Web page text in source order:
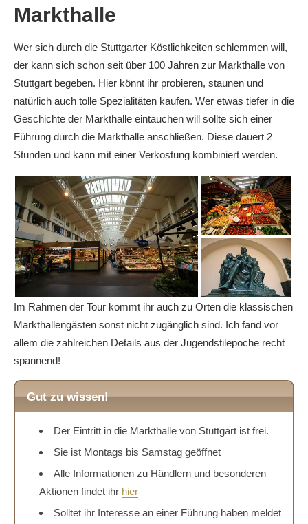
Markthalle
Wer sich durch die Stuttgarter Köstlichkeiten schlemmen will,
der kann sich schon seit über 100 Jahren zur Markthalle von
Stuttgart begeben. Hier könnt ihr probieren, staunen und
natürlich auch tolle Spezialitäten kaufen. Wer etwas tiefer in die
Geschichte der Markthalle eintauchen will sollte sich einer
Führung durch die Markthalle anschließen. Diese dauert 2
Stunden und kann mit einer Verkostung kombiniert werden.
Im Rahmen der Tour kommt ihr auch zu Orten die klassischen
Markthallengästen sonst nicht zugänglich sind. Ich fand vor
allem die zahlreichen Details aus der Jugendstilepoche recht
spannend!
Gut zu wissen!
Der Eintritt in die Markthalle von Stuttgart ist frei.
Sie ist Montags bis Samstag geöffnet
Alle Informationen zu Händlern und besonderen
Aktionen findet ihr hier
Solltet ihr Interesse an einer Führung haben meldet